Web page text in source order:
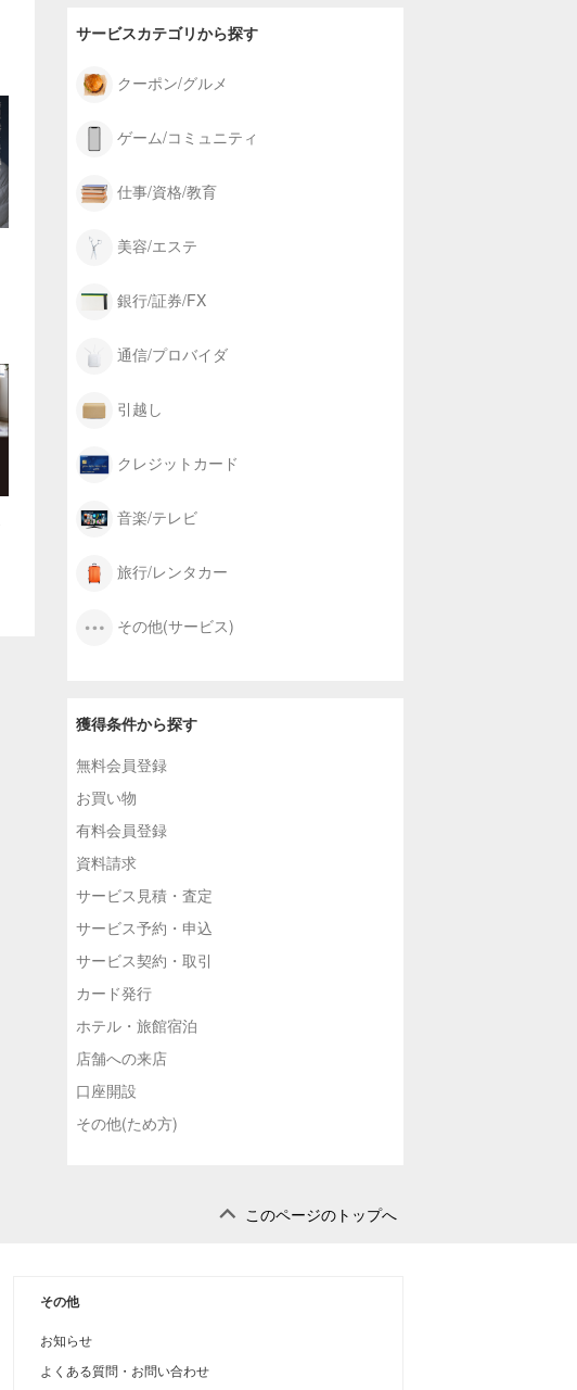
サービスカテゴリから探す
クーポン/グルメ
ゲーム/コミュニティ
仕事/資格/教育
美容/エステ
銀行/証券/FX
通信/プロバイダ
引越し
クレジットカード
音楽/テレビ
旅行/レンタカー
その他(サービス)
獲得条件から探す
無料会員登録
お買い物
有料会員登録
資料請求
サービス見積・査定
サービス予約・申込
サービス契約・取引
カード発行
ホテル・旅館宿泊
店舗への来店
口座開設
その他(ため方)
このページのトップへ
その他
お知らせ
よくある質問・お問い合わせ